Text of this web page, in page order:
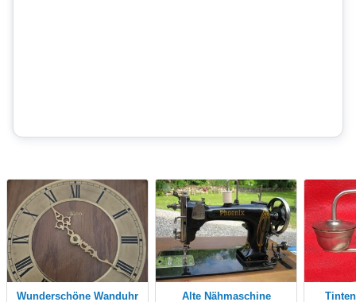
wunderschöne Wanduhr Alte Nähmaschine Tintenbehäter, antik,